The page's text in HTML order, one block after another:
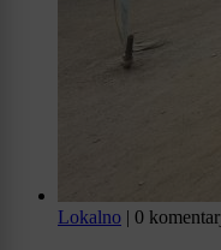
Lokalno | 0